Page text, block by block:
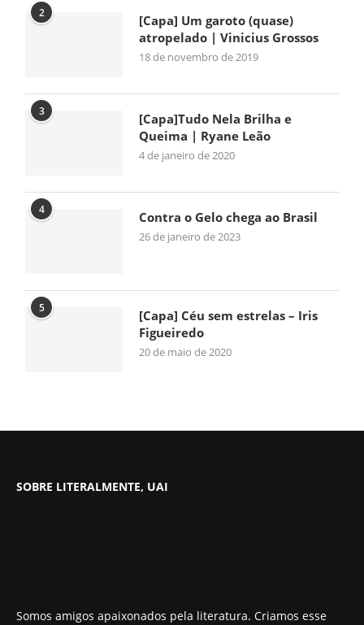
2
[Capa] Um garoto (quase)
atropelado | Vinicius Grossos
18 de novembro de 2019
3
[Capa]Tudo Nela Brilha e
Queima | Ryane Leão
4 de janeiro de 2020
4 Contra o Gelo chega ao Brasil
26 de janeiro de 2023
5
[Capa] Céu sem estrelas – Iris
Figueiredo
20 de maio de 2020
SOBRE LITERALMENTE, UAI
Somos amigos apaixonados pela literatura. Criamos esse